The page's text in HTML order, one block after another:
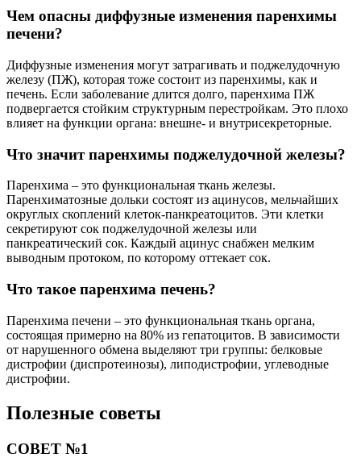
Чем опасны диффузные изменения паренхимы
печени?
Диффузные изменения могут затрагивать и поджелудочную
железу (ПЖ), которая тоже состоит из паренхимы, как и
печень. Если заболевание длится долго, паренхима ПЖ
подвергается стойким структурным перестройкам. Это плохо
влияет на функции органа: внешне- и внутрисекреторные.
Что значит паренхимы поджелудочной железы?
Паренхима – это функциональная ткань железы.
Паренхиматозные дольки состоят из ацинусов, мельчайших
округлых скоплений клеток-панкреатоцитов. Эти клетки
секретируют сок поджелудочной железы или
панкреатический сок. Каждый ацинус снабжен мелким
выводным протоком, по которому оттекает сок.
Что такое паренхима печень?
Паренхима печени – это функциональная ткань органа,
состоящая примерно на 80% из гепатоцитов. В зависимости
от нарушенного обмена выделяют три группы: белковые
дистрофии (диспротеинозы), липодистрофии, углеводные
дистрофии.
Полезные советы
СОВЕТ №1